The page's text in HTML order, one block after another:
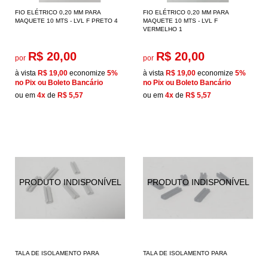
FIO ELÉTRICO 0,20 MM PARA
MAQUETE 10 MTS - LVL F PRETO 4
por R$ 20,00
à vista R$ 19,00 economize 5%
no Pix ou Boleto Bancário
ou em 4x de R$ 5,57
FIO ELÉTRICO 0,20 MM PARA
MAQUETE 10 MTS - LVL F
VERMELHO 1
por R$ 20,00
à vista R$ 19,00 economize 5%
no Pix ou Boleto Bancário
ou em 4x de R$ 5,57
TALA DE ISOLAMENTO PARA
TALA DE ISOLAMENTO PARA